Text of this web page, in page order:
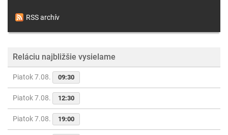
RSS archív
Reláciu najbližšie vysielame
Piatok 7.08. 09:30
Piatok 7.08. 12:30
Piatok 7.08. 19:00